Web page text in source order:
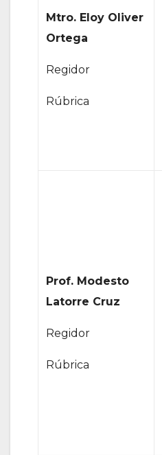
Mtro. Eloy Oliver
Ortega
Regidor
Rúbrica
Prof. Modesto
Latorre Cruz
Regidor
Rúbrica